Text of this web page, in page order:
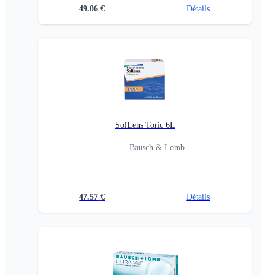
49.06 € Détails
SofLens Toric 6L
Bausch & Lomb
47.57 € Détails